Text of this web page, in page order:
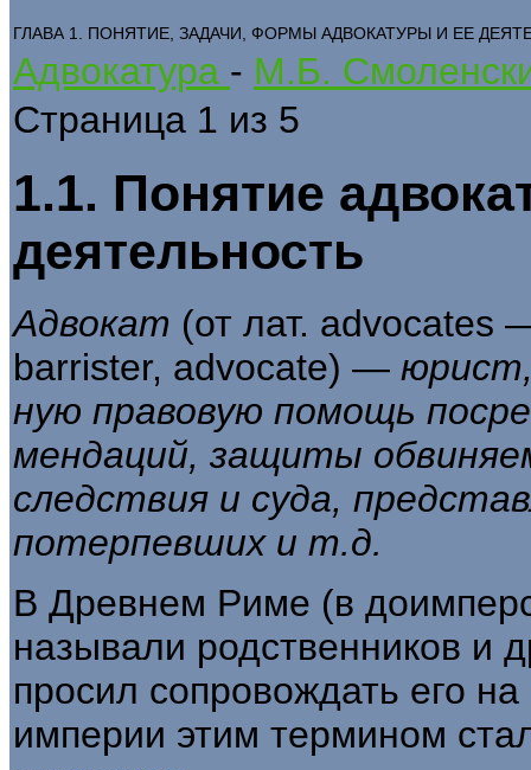
ГЛАВА 1. ПОНЯТИЕ, ЗАДАЧИ, ФОРМЫ АДВОКАТУРЫ И ЕЕ
Адвокатура - М.Б.
Страница 1 из 5
1.1. Понятие
деятельность
Адвокат (от лат. advocates
barrister, advocate) —
ную правовую помощь
мендаций, защиты
следствия и суда,
потерпевших и т.д.
В Древнем Риме (в
называли родственников и
просил сопровождать его
империи этим термином